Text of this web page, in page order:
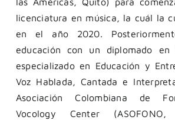
licenciatura en música, la cuál la
en el año 2020.
educación con un diplomado en
especializado en Educación y
Voz Hablada, Cantada e
Asociación Colombiana de
Vocology Center